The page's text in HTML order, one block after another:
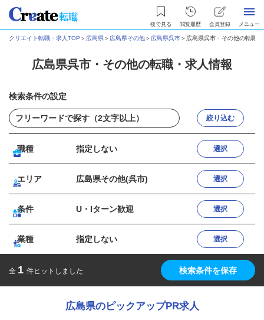
後で見る 閲覧履歴 会員登録 メニュー
クリエイト転職・求人TOP ＞ 広島県＞ 広島県その他＞ 広島県呉市＞ 広島県呉市・その他の転職
広島県呉市・その他の転職・求人情報
検索条件の設定
絞り込む
職種 指定しない 選択
エリア 広島県その他(呉市) 選択
条件 U・Iターン歓迎 選択
業種 指定しない 選択
全 1 件ヒットしました 検索条件を保存
広島県のピックアップPR求人